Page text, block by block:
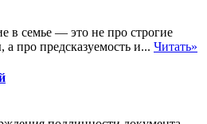
в семье — это не про строгие
про предсказуемость и... Читать»